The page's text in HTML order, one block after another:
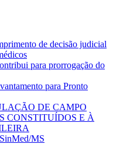
de decisão judicial
para prorrogação do
para Pronto
DE CAMPO
CONSTITUÍDOS E À
MS